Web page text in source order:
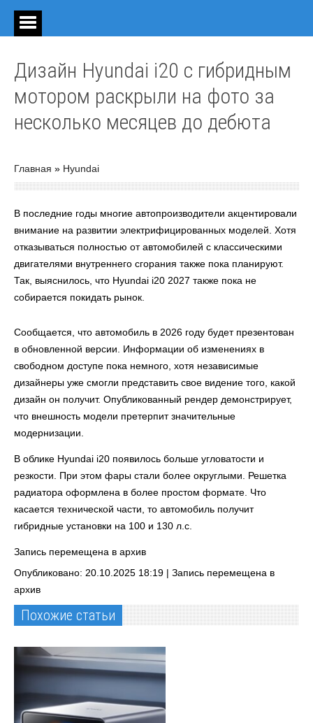
Дизайн Hyundai i20 с гибридным
мотором раскрыли на фото за
несколько месяцев до дебюта
Главная » Hyundai
В последние годы многие автопроизводители акцентировали
внимание на развитии электрифицированных моделей. Хотя
отказываться полностью от автомобилей с классическими
двигателями внутреннего сгорания также пока планируют.
Так, выяснилось, что Hyundai i20 2027 также пока не
собирается покидать рынок.
Сообщается, что автомобиль в 2026 году будет презентован
в обновленной версии. Информации об изменениях в
свободном доступе пока немного, хотя независимые
дизайнеры уже смогли представить свое видение того, какой
дизайн он получит. Опубликованный рендер демонстрирует,
что внешность модели претерпит значительные
модернизации.
В облике Hyundai i20 появилось больше угловатости и
резкости. При этом фары стали более округлыми. Решетка
радиатора оформлена в более простом формате. Что
касается технической части, то автомобиль получит
гибридные установки на 100 и 130 л.с.
Запись перемещена в архив
Опубликовано: 20.10.2025 18:19 | Запись перемещена в
архив
Похожие статьи